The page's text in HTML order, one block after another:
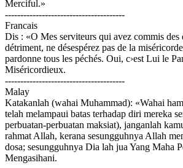
Merciful.»
---------------------------------------
Francais
Dis : «O Mes serviteurs qui avez commis des
détriment, ne désespérez pas de la
pardonne tous les péchés. Oui, c›est Lui le
Miséricordieux.
---------------------------------------
Malay
Katakanlah (wahai Muhammad): «Wahai
telah melampaui batas terhadap diri mereka
perbuatan-perbuatan maksiat), janganlah
rahmat Allah, kerana sesungguhnya Allah
dosa; sesungguhnya Dia lah jua Yang Maha
Mengasihani.